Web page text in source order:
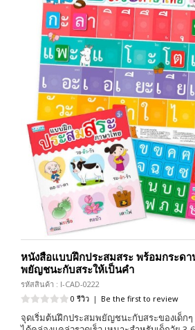
หนังสือแบบฝึกประสมสระ พร้อมกระด
พยัญชนะกับสระให้เป็นคำ
รหัสสินค้า : I-CAD-0222
0 รีวิว | Be the first to review
จุดเริ่มต้นฝึกประสมพยัญชนะกับสระของเด็ก